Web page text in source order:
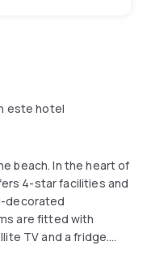
este hotel
beach. In the heart of
4-star facilities and
decorated
are fitted with
TV and a fridge.